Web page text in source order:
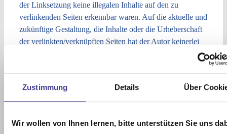
Zustimmung Details Über
Wir wollen von Ihnen lernen, bitte unterstützen Sie uns
der Linksetzung keine illegalen Inhalte auf den zu
verlinkenden Seiten erkennbar waren. Auf die aktuelle und
zukünftige Gestaltung, die Inhalte oder die Urheberschaft
der verlinkten/verknüpften Seiten hat der Autor keinerlei
Einfluss. Deshalb distanziert er sich hiermit ausdrücklich
Feststellung gilt für alle innerhalb des eigenen
Internetangebotes gesetzten Links und Verweise sowie für
Diskussionsforen, Linkverzeichnissen, Mailinglisten und